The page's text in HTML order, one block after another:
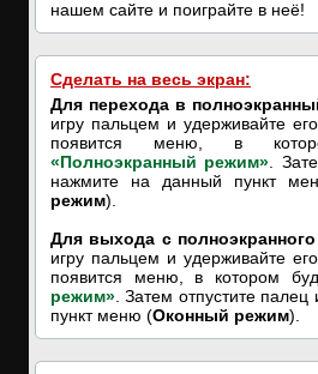
нашем сайте и поиграйте в неё!
Сделать на весь экран:
Для перехода в
игру пальцем и удерживайте
появится меню, в
«Полноэкранный режим» .
нажмите на данный пункт
режим).
Для выхода с
игру пальцем и удерживайте
появится меню, в котором
режим» . Затем отпустите
пункт меню (Оконный режим).